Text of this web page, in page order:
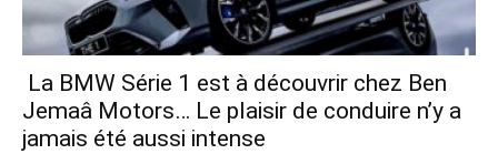
La BMW Série 1 est à découvrir chez Ben
Jemaâ Motors… Le plaisir de conduire n’y a
jamais été aussi intense